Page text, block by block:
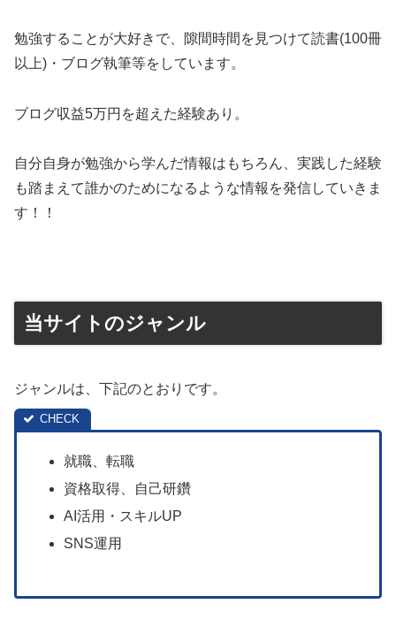
勉強することが大好きで、隙間時間を見つけて読書(100冊
以上)・ブログ執筆等をしています。
ブログ収益5万円を超えた経験あり。
自分自身が勉強から学んだ情報はもちろん、実践した経験
も踏まえて誰かのためになるような情報を発信していきま
す！！
当サイトのジャンル
ジャンルは、下記のとおりです。
就職、転職
資格取得、自己研鑽
AI活用・スキルUP
SNS運用